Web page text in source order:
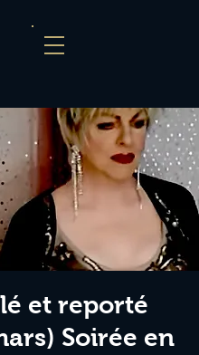
et reporté
Soirée en